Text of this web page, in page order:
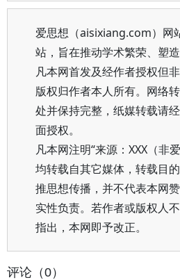
爱思想（aisixiang.com）网
站，旨在推动学术繁荣、塑造
凡本网首发及经作者授权但
版权归作者本人所有。网络
处并保持完整，纸媒转载请
面授权。
凡本网注明“来源：XXX（非
均转载自其它媒体，转载目
推思想传播，并不代表本网
实性负责。若作者或版权人
指出，本网即予改正。
评论（0）